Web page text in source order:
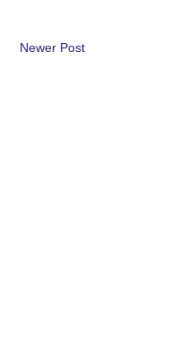
Newer Post